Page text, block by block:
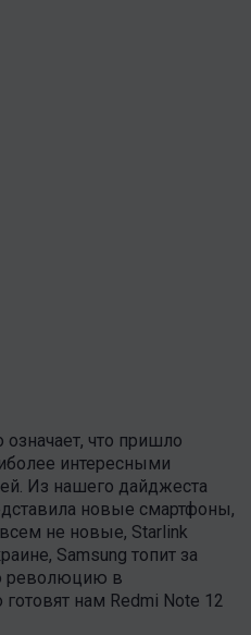
означает, что пришло
интересными
Из нашего дайджеста
новые смартфоны,
не новые, Starlink
Samsung топит за
революцию в
готовят нам Redmi Note 12